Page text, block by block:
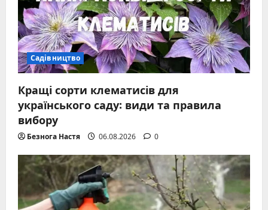
Садівництво
Кращі сорти клематисів для
українського саду: види та правила
вибору
Безнога Настя 06.08.2026 0